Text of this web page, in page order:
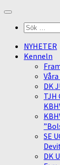
Skip
contentSök
NYHETER
Kenneln
DK
TJH
SE
DK